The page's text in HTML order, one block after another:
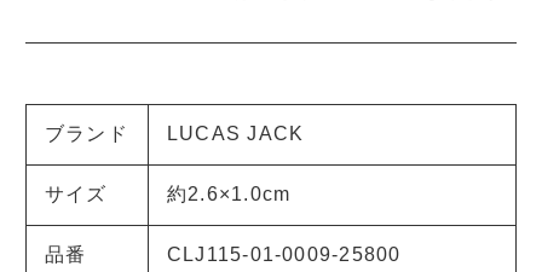
ブランド LUCAS JACK
サイズ 約2.6×1.0cm
品番 CLJ115-01-0009-25800